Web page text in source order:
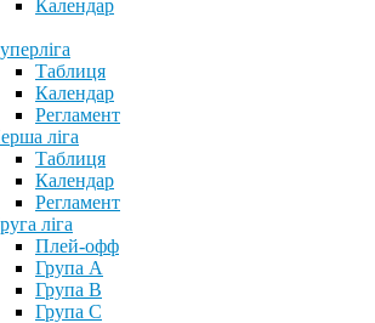
Календар
Таблиця
Календар
Регламент
ліга
Таблиця
Календар
Регламент
ліга
Плей-офф
Група А
Група В
Група С